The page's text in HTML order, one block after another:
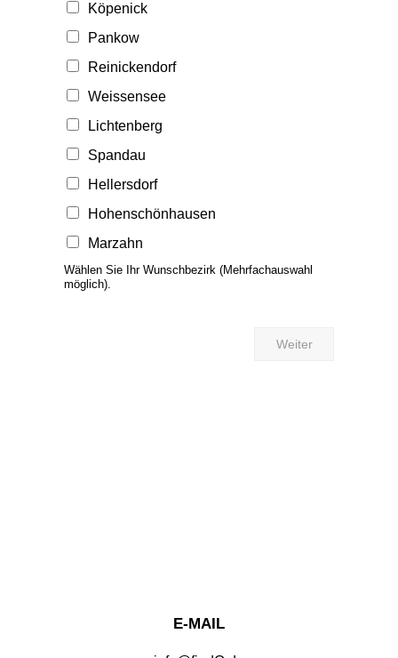
Köpenick
Pankow
Reinickendorf
Weissensee
Lichtenberg
Spandau
Hellersdorf
Hohenschönhausen
Marzahn
Wählen Sie Ihr Wunschbezirk (Mehrfachauswahl
möglich).
Weiter
E-MAIL